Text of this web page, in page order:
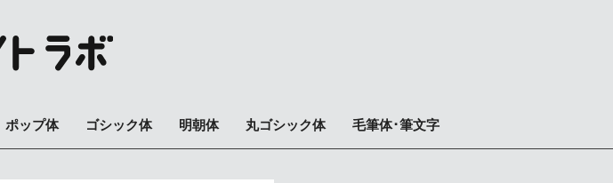
ポップ体 ゴシック体 明朝体 丸ゴシック体 毛筆体･筆文字